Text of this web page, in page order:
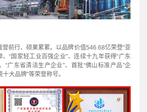
前行、硕果累累。以品牌价值546.68亿荣登“亚
“国家轻工业百强企业”、连续十九年获得“广东
“广东省清洁生产企业”、首批“佛山标准产品”企
大品牌”等荣誉称号。